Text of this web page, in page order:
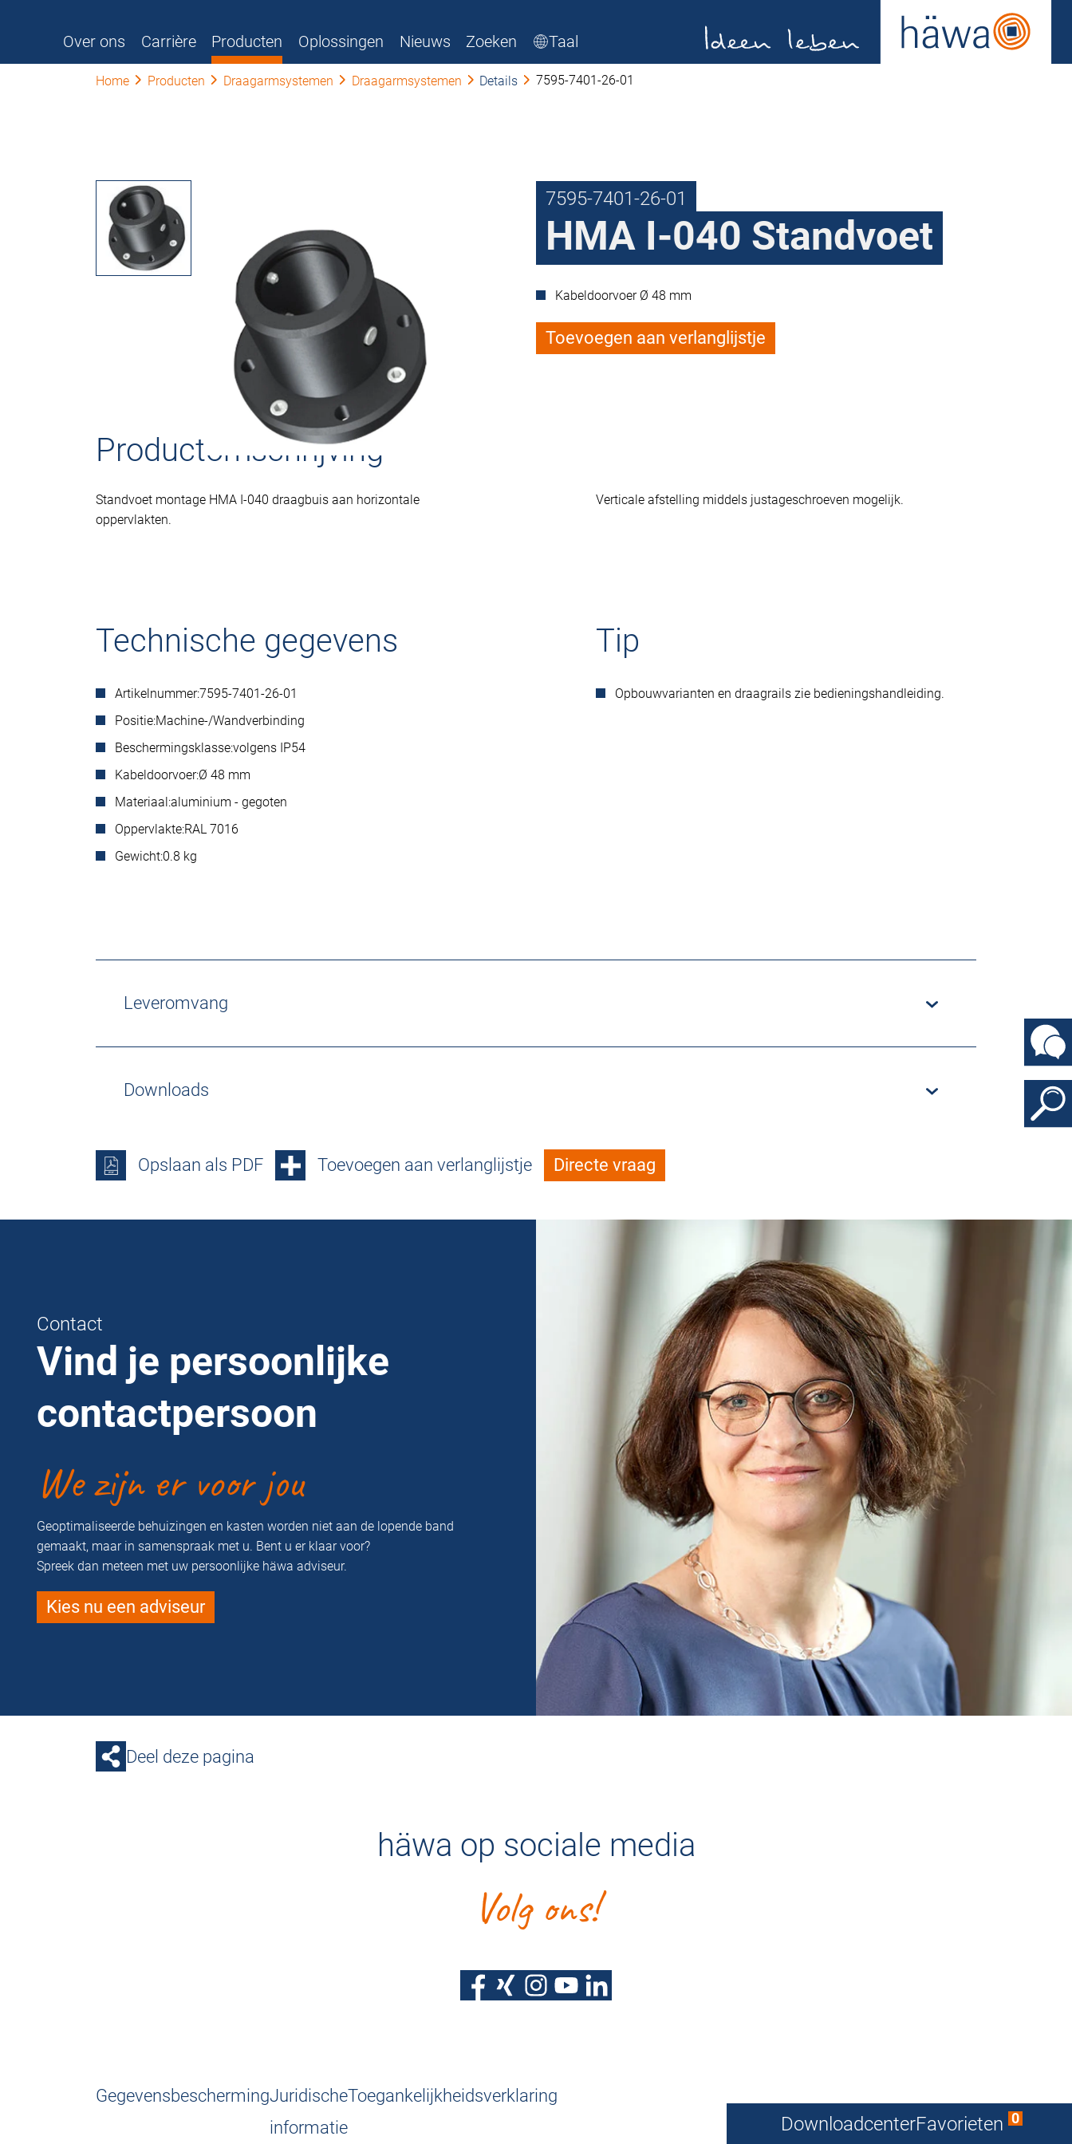
Over ons Carrière Producten Oplossingen Nieuws Zoeken Taal
DownloadcenterFavorieten 0
Home Producten Draagarmsystemen Draagarmsystemen Details 7595-7401-26-01
7595-7401-26-01
HMA I-040 Standvoet
Kabeldoorvoer Ø 48 mm
Toevoegen aan verlanglijstje
Productomschrijving
Standvoet montage HMA I-040 draagbuis aan horizontale
oppervlakten.
Verticale afstelling middels justageschroeven mogelijk.
Technische gegevens
Artikelnummer:7595-7401-26-01
Positie:Machine-/Wandverbinding
Beschermingsklasse:volgens IP54
Kabeldoorvoer:Ø 48 mm
Materiaal:aluminium - gegoten
Oppervlakte:RAL 7016
Gewicht:0.8 kg
Tip
Opbouwvarianten en draagrails zie bedieningshandleiding.
Leveromvang
Downloads
Opslaan als PDF Toevoegen aan verlanglijstje Directe vraag
Contact
Vind je persoonlijke
contactpersoon
We zijn er voor jou
Geoptimaliseerde behuizingen en kasten worden niet aan de lopende band
gemaakt, maar in samenspraak met u. Bent u er klaar voor?
Spreek dan meteen met uw persoonlijke häwa adviseur.
Kies nu een adviseur
Deel deze pagina
häwa op sociale media
Volg ons!
GegevensbeschermingJuridische
informatie
Toegankelijkheidsverklaring